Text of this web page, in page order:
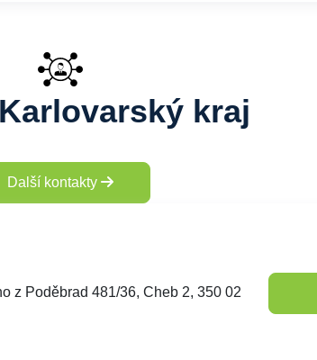
kraj
Další kontakty
z Poděbrad 481/36, Cheb 2, 350 02